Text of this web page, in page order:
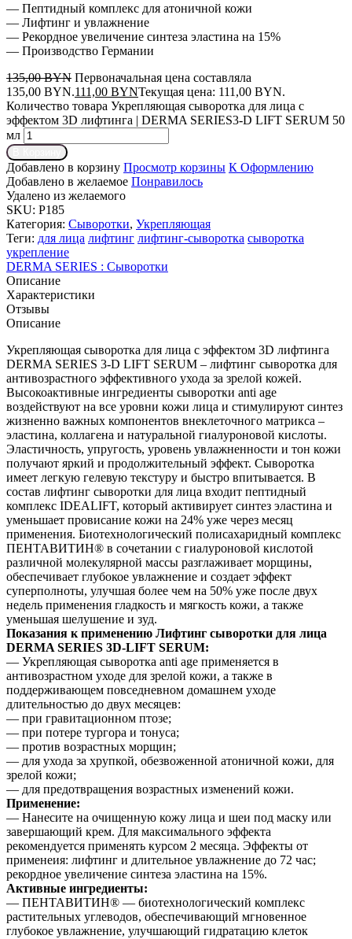
— Пептидный комплекс для атоничной кожи
— Лифтинг и увлажнение
— Рекордное увеличение синтеза эластина на 15%
— Производство Германии
135,00BYN Первоначальная цена составляла
135,00 BYN.111,00 BYNТекущая цена: 111,00 BYN.
Количество товара Укрепляющая сыворотка для лица с
эффектом 3D лифтинга | DERMA SERIES3-D LIFT SERUM 50
мл
Добавлено в корзину Просмотр корзины К Оформлению
Добавлено в желаемое Понравилось
Удалено из желаемого
SKU: P185
Категория: Сыворотки, Укрепляющая
Теги: для лица лифтинг лифтинг-сыворотка сыворотка
укрепление
DERMA SERIES : Сыворотки
Описание
Характеристики
Отзывы
Описание
Укрепляющая сыворотка для лица с эффектом 3D лифтинга
DERMA SERIES 3-D LIFT SERUM – лифтинг сыворотка для
антивозрастного эффективного ухода за зрелой кожей.
Высокоактивные ингредиенты сыворотки anti age
воздействуют на все уровни кожи лица и стимулируют синтез
жизненно важных компонентов внеклеточного матрикса –
эластина, коллагена и натуральной гиалуроновой кислоты.
Эластичность, упругость, уровень увлажненности и тон кожи
получают яркий и продолжительный эффект. Сыворотка
имеет легкую гелевую текстуру и быстро впитывается. В
состав лифтинг сыворотки для лица входит пептидный
комплекс IDEALIFT, который активирует синтез эластина и
уменьшает провисание кожи на 24% уже через месяц
применения. Биотехнологический полисахаридный комплекс
ПЕНТАВИТИН® в сочетании с гиалуроновой кислотой
различной молекулярной массы разглаживает морщины,
обеспечивает глубокое увлажнение и создает эффект
суперполноты, улучшая более чем на 50% уже после двух
недель применения гладкость и мягкость кожи, а также
уменьшая шелушение и зуд.
Показания к применению Лифтинг сыворотки для лица
DERMA SERIES 3D-LIFT SERUM:
— Укрепляющая сыворотка anti age применяется в
антивозрастном уходе для зрелой кожи, а также в
поддерживающем повседневном домашнем уходе
длительностью до двух месяцев:
— при гравитационном птозе;
— при потере тургора и тонуса;
— против возрастных морщин;
— для ухода за хрупкой, обезвоженной атоничной кожи, для
зрелой кожи;
— для предотвращения возрастных изменений кожи.
Применение:
— Нанесите на очищенную кожу лица и шеи под маску или
завершающий крем. Для максимального эффекта
рекомендуется применять курсом 2 месяца. Эффекты от
применеия: лифтинг и длительное увлажнение до 72 час;
рекордное увеличение синтеза эластина на 15%.
Активные ингредиенты:
— ПЕНТАВИТИН® — биотехнологический комплекс
растительных углеводов, обеспечивающий мгновенное
глубокое увлажнение, улучшающий гидратацию клеток